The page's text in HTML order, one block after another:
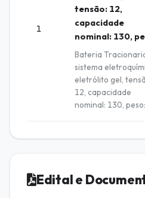
1
tensão: 12,
capacidade
nominal: 130,
Bateria
sistema
eletrólito gel,
12, capacidade
nominal: 130,
Edital e